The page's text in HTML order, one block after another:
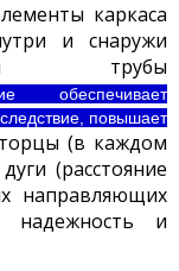
каркаса
и снаружи
трубы
обеспечивает
повышает
(в каждом
(расстояние
направляющих
надежность и